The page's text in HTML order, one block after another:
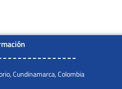
Cundinamarca, Colombia